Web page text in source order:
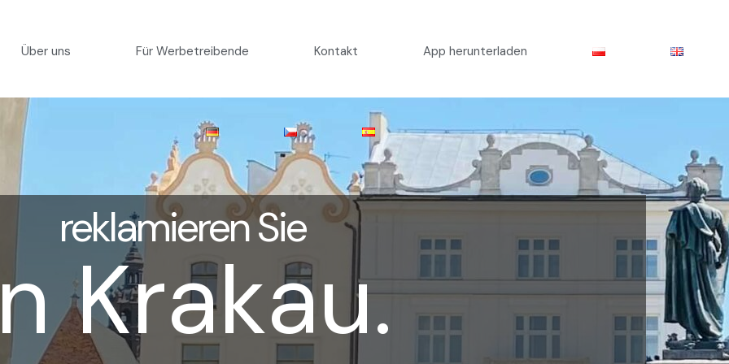
Über uns Für Werbetreibende Kontakt App herunterladen
reklamieren Sie
Krakau.